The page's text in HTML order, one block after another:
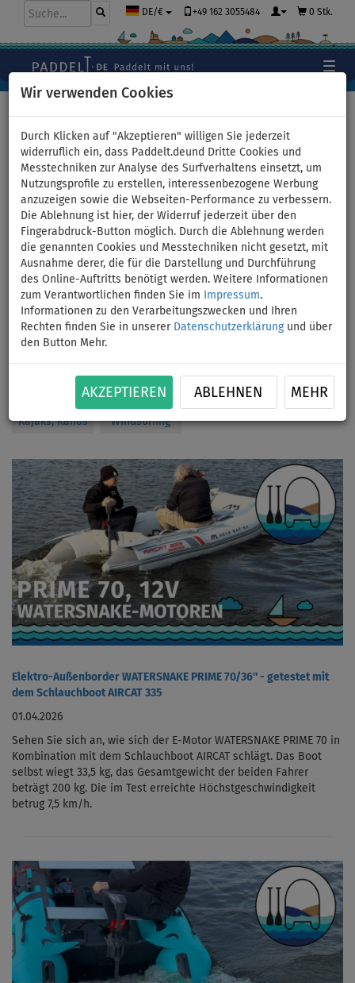
Wir verwenden Cookies
Durch Klicken auf "Akzeptieren" willigen Sie jederzeit
widerruflich ein, dass Paddelt.deund Dritte Cookies und
Messtechniken zur Analyse des Surfverhaltens einsetzt, um
Nutzungsprofile zu erstellen, interessenbezogene Werbung
anzuzeigen sowie die Webseiten-Performance zu verbessern.
Die Ablehnung ist hier, der Widerruf jederzeit über den
Fingerabdruck-Button möglich. Durch die Ablehnung werden
die genannten Cookies und Messtechniken nicht gesetzt, mit
Ausnahme derer, die für die Darstellung und Durchführung
des Online-Auftritts benötigt werden. Weitere Informationen
zum Verantwortlichen finden Sie im
Impressum.
Informationen zu den Verarbeitungszwecken und Ihren
Rechten finden Sie in unserer Datenschutzerklärungund über
den Button Mehr.
AKZEPTIEREN ABLEHNEN MEHR
DE/€ +49 162 3055484 0 Stk.
Boote und Motoren - Artikel,
Videos, Tests
Schlauchboote
und Motoren
Tubes,
Wasserreifen
Artikel, Videos
SUP-Boards
Artikel, Videos
Kajaks, Kanus
Artikel, Videos
Windsurfing
Elektro-Außenborder WATERSNAKE PRIME 70/36'' - getestet mit
dem Schlauchboot AIRCAT 335
01.04.2026
Sehen Sie sich an, wie sich der E-Motor WATERSNAKE PRIME 70 in
Kombination mit dem Schlauchboot AIRCAT schlägt. Das Boot
selbst wiegt 33,5 kg, das Gesamtgewicht der beiden Fahrer
beträgt 200 kg. Die im Test erreichte Höchstgeschwindigkeit
betrug 7,5 km/h.